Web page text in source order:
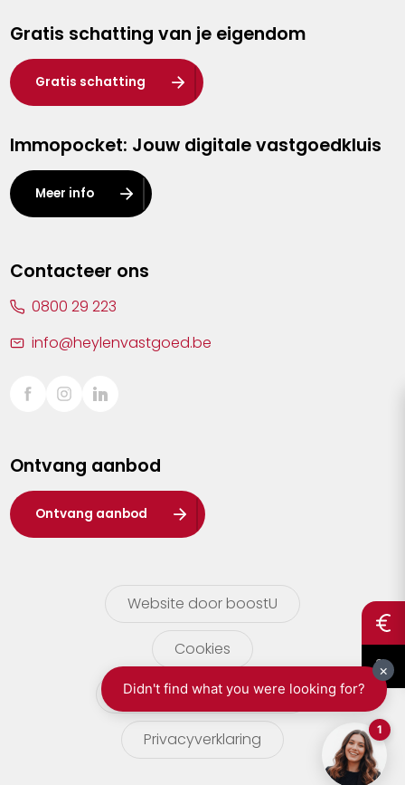
Hasselt
Heist-op-den-Berg
Herentals
Kalmthout
Leuven
Lier
Sint-Truiden
Waasland
Wuustwezel
Zoersel
Gratis schatting van je eigendom
Gratis schatting
Immopocket: Jouw digitale vastgoedkluis
Meer info
Contacteer ons
0800 29 223
info@heylenvastgoed.be
Ontvang aanbod
Ontvang aanbod
Website door boostU
Cookies
gebruikersvoorwaarden
Privacyverklaring